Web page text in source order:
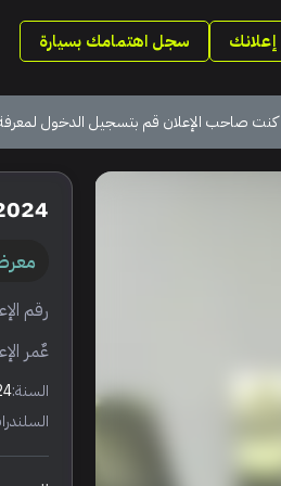
سجل اهتمامك بسيارة
كنت صاحب الإعلان قم بتسجيل الدخول
2024 لاند روفر رينج روفر
رقم
عٌمر
السنة: